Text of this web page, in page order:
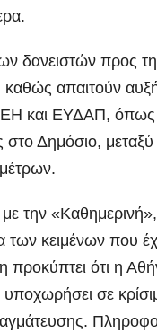
δανειστών προς
καθώς απαιτούν
και ΕΥΔΑΠ, όπως
στο Δημόσιο,
την
των κειμένων που
προκύπτει ότι η
σε